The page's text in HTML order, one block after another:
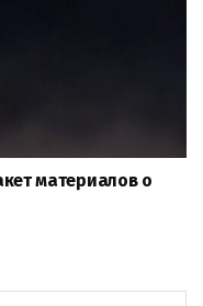
материалов о